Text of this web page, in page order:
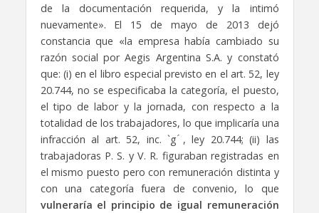
de la documentación requerida, y la intimó
nuevamente». El 15 de mayo de 2013 dejó
constancia que «la empresa había cambiado su
razón social por Aegis Argentina S.A. y constató
que: (i) en el libro especial previsto en el art. 52, ley
20.744, no se especificaba la categoría, el puesto,
el tipo de labor y la jornada, con respecto a la
totalidad de los trabajadores, lo que implicaría una
infracción al art. 52, inc. `g ́, ley 20.744; (ii) las
trabajadoras P. S. y V. R. figuraban registradas en
el mismo puesto pero con remuneración distinta y
con una categoría fuera de convenio, lo que
vulneraría el principio de igual remuneración